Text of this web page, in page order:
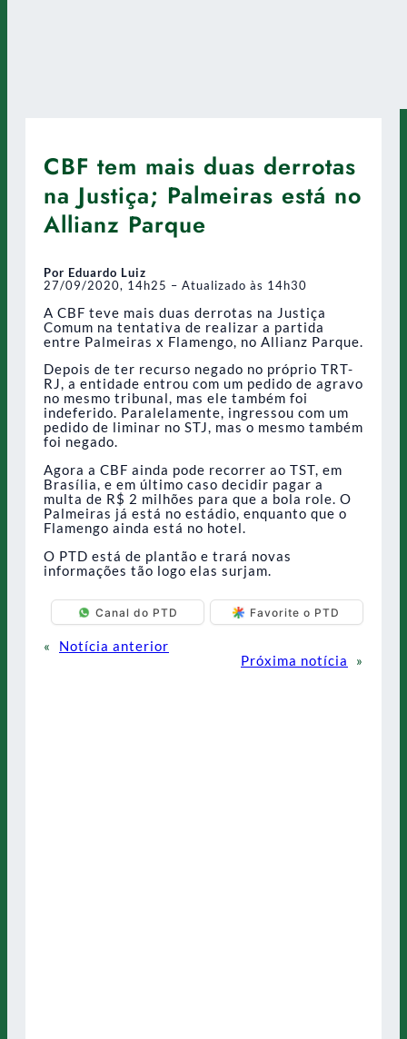
CBF tem mais duas derrotas
na Justiça; Palmeiras está no
Allianz Parque
Por Eduardo Luiz
27/09/2020, 14h25 – Atualizado às 14h30
A CBF teve mais duas derrotas na Justiça
Comum na tentativa de realizar a partida
entre Palmeiras x Flamengo, no Allianz Parque.
Depois de ter recurso negado no próprio TRT-
RJ, a entidade entrou com um pedido de agravo
no mesmo tribunal, mas ele também foi
indeferido. Paralelamente, ingressou com um
pedido de liminar no STJ, mas o mesmo também
foi negado.
Agora a CBF ainda pode recorrer ao TST, em
Brasília, e em último caso decidir pagar a
multa de R$ 2 milhões para que a bola role. O
Palmeiras já está no estádio, enquanto que o
Flamengo ainda está no hotel.
O PTD está de plantão e trará novas
informações tão logo elas surjam.
Canal do PTD Favorite o PTD
«
Notícia anterior
Próxima notícia
»